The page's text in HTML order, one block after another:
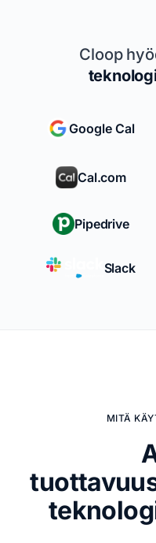
Cloop
Google Cal
Cal.com
Pipedrive
Slack
MITÄ